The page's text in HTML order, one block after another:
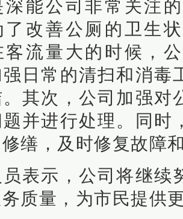
深能公司非常关注
了改善公厕的卫生
客流量大的时候，
日常的清扫和消毒
其次，公司加强对
并进行处理。同时
缮，及时修复故障
表示，公司将继续
质量，为市民提供